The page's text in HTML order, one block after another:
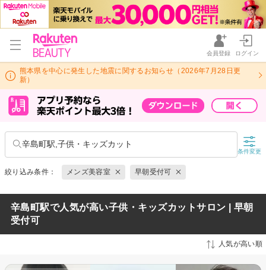
会員登録 ログイン
熊本県を中心に発生した地震に関するお知らせ（2026年7月28日更
新）
辛島町駅,子供・キッズカット
条件変更
絞り込み条件： メンズ美容室 早朝受付可
辛島町駅で人気が高い子供・キッズカットサロン | 早朝
受付可
人気が高い順